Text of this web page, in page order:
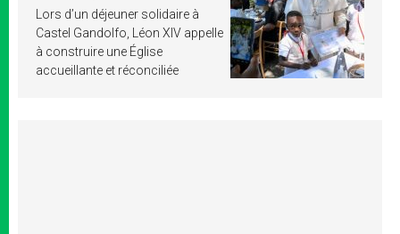
Lors d’un déjeuner solidaire à
Castel Gandolfo, Léon XIV appelle
à construire une Église
accueillante et réconciliée